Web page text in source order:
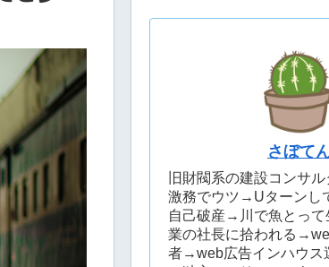
さぼて
旧財閥系の建設コンサ
激務でウツ→Uターンし
自己破産→川で魚とっ
業の社長に拾われる
者→web広告インハウ